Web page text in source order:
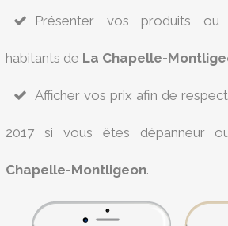
Présenter vos produits
habitants de La Chapelle-
Afficher vos prix afin de
2017 si vous êtes dépanneur
Chapelle-Montligeon.